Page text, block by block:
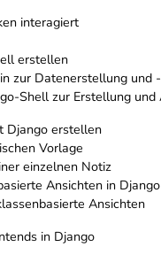
interagiert
erstellen
zur Datenerstellung und
Shell zur Erstellung
Django erstellen
Vorlage
einzelnen Notiz
Ansichten in Django
Ansichten
in Django